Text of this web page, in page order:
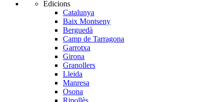
Edicions
Catalunya
Baix Montseny
Berguedà
Camp de Tarragona
Garrotxa
Girona
Granollers
Lleida
Manresa
Osona
Ripollès